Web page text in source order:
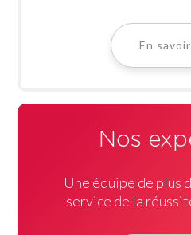
En
Nos
Une équipe de plus
service de la